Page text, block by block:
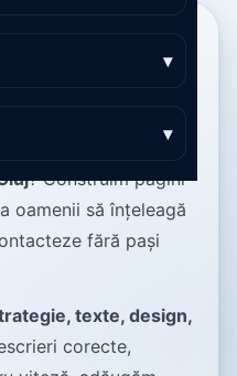
▾
▾
site-uri
? Construim pagini
oamenii să înțeleagă
fără pași
texte, design,
corecte,